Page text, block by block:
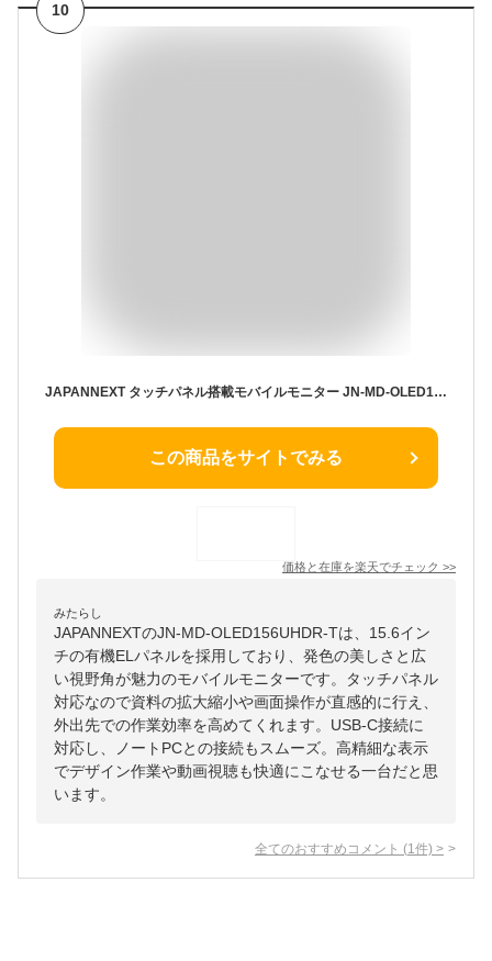
10
JAPANNEXT タッチパネル搭載モバイルモニター JN-MD-OLED156UHDR-T 保護 フィルム OverLay Eye Protector 9H 9H高硬度 ブルーライトカット
この商品をサイトでみる
価格と在庫を楽天でチェック >>
みたらし
JAPANNEXTのJN-MD-OLED156UHDR-Tは、15.6イン
チの有機ELパネルを採用しており、発色の美しさと広
い視野角が魅力のモバイルモニターです。タッチパネル
対応なので資料の拡大縮小や画面操作が直感的に行え、
外出先での作業効率を高めてくれます。USB-C接続に
対応し、ノートPCとの接続もスムーズ。高精細な表示
でデザイン作業や動画視聴も快適にこなせる一台だと思
います。
全てのおすすめコメント (1 件) >